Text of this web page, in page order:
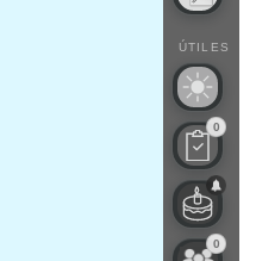
ÚTILES
0
0